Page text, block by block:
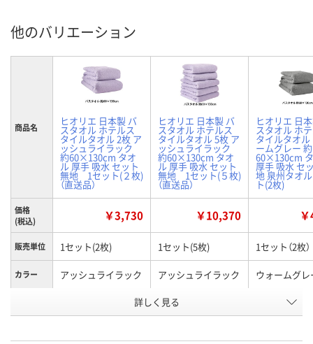
他のバリエーション
商品名 ヒオリエ 日本製 バ
スタオル ホテルス
タイルタオル 2枚 ア
ッシュライラック
約60×130cm タオ
ル 厚手 吸水 セット
無地 1セット(２枚)
（直送品）
ヒオリエ 日本製 バ
スタオル ホテルス
タイルタオル 5枚 ア
ッシュライラック
約60×130cm タオ
ル 厚手 吸水 セット
無地 1セット(５枚)
（直送品）
ヒオリエ 日
スタオル ホ
タイルタオル
ームグレー 約
60×130cm
厚手 吸水 セ
地 泉州タオ
ト(2枚)
価格
(税込)
￥3,730 ￥10,370
販売単位 1セット(2枚) 1セット(5枚) 1セット（2枚）
カラー アッシュライラック アッシュライラック ウォームグレ
X106638 HH62117
詳しく見る